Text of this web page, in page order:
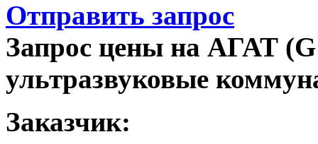
Отправить запрос
Запрос цены на АГАТ
ультразвуковые
Заказчик: